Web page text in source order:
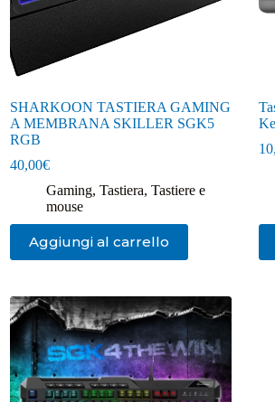
SHARKOON TASTIERA GAMING
A MEMBRANA SKILLER SGK5
RGB
40,00€
Gaming, Tastiera, Tastiere e
mouse
Aggiungi al carrello